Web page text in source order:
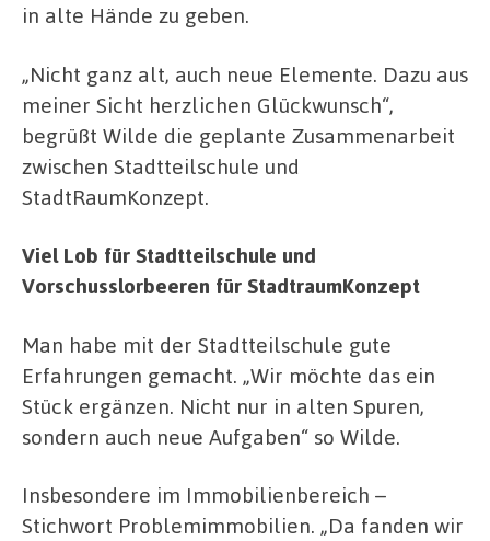
in alte Hände zu geben.
„Nicht ganz alt, auch neue Elemente. Dazu aus
meiner Sicht herzlichen Glückwunsch“,
begrüßt Wilde die geplante Zusammenarbeit
zwischen Stadtteilschule und
StadtRaumKonzept.
Viel Lob für Stadtteilschule und
Vorschusslorbeeren für StadtraumKonzept
Man habe mit der Stadtteilschule gute
Erfahrungen gemacht. „Wir möchte das ein
Stück ergänzen. Nicht nur in alten Spuren,
sondern auch neue Aufgaben“ so Wilde.
Insbesondere im Immobilienbereich –
Stichwort Problemimmobilien. „Da fanden wir